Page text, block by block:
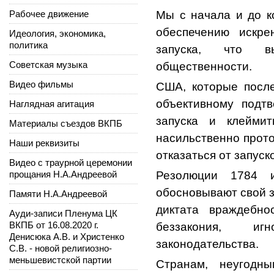
Мы с начала и до
обеспечению
запуска, что
общественности.
США, которые
объективному
запуска и
насильственно
отказаться от
Резолюции
обосновывают свой
диктата
беззакония,
законодательства.
Странам,
Рабочее движение
Идеология, экономика,
политика
Советская музыка
Видео фильмы
Наглядная агитация
Материалы съездов ВКПБ
Наши реквизиты
Видео с траурной церемонии
прощания Н.А.Андреевой
Памяти Н.А.Андреевой
Ауди-записи Пленума ЦК
ВКПБ от 16.08.2020 г.
Денисюка А.В. и Христенко
С.В. - новой религиозно-
меньшевистской партии